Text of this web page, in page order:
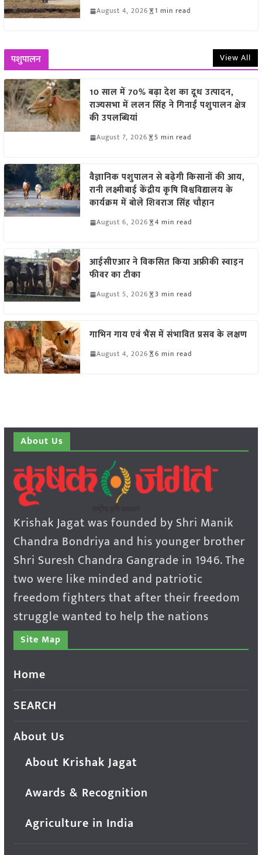
August 4, 2026 1 min read
पशुपालन View All
10 साल में 70% बढ़ा देश का दूध उत्पादन,
राज्यसभा में ललन सिंह ने गिनाईं पशुपालन क्षेत्र
की उपलब्धियां
August 7, 2026 5 min read
वैज्ञानिक पशुपालन से बढ़ेगी किसानों की आय,
रानी लक्ष्मीबाई केंद्रीय कृषि विश्वविद्यालय के
कार्यक्रम में बोले शिवराज सिंह चौहान
August 6, 2026 4 min read
आईसीएआर ने विकसित किया अफ्रीकी स्वाइन
फीवर का टीका
August 5, 2026 3 min read
गाभिन गाय एवं भैंस में संभावित प्रसव के लक्षण
August 4, 2026 6 min read
About Us
Krishak Jagat was founded by Shri Manik
Chandra Bondriya and his younger brother
Shri Suresh Chandra Gangrade in 1946. The
two were like minded and patriotic
freedom fighters that after their freedom
struggle wanted to help the nations
Site Map
Home
SEARCH
About Us
About Krishak Jagat
Awards & Recognition
Agriculture in India